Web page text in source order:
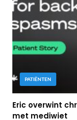
PATIËNTEN
Eric overwint
met mediwiet